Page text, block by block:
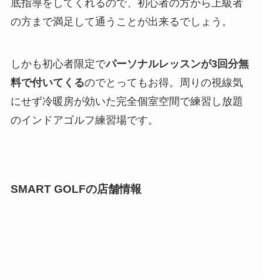
底指導をしてくれるので、初心者の方から上級者
の方まで満足して通うことが出来るでしょう。
しかも初心者限定でパーソナルレッスンが3回分無
料で付いてくるのでとってもお得。周りの視線気
にせず冷暖房が効いた完全個室空間で練習し放題
のインドアゴルフ練習場です。
SMART GOLFの店舗情報